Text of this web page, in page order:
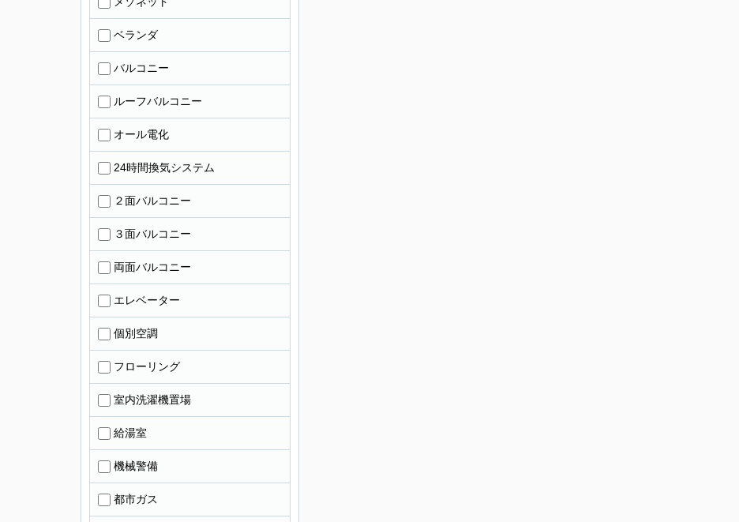
ベランダ
バルコニー
ルーフバルコニー
オール電化
24時間換気システム
２面バルコニー
３面バルコニー
両面バルコニー
エレベーター
個別空調
フローリング
室内洗濯機置場
給湯室
機械警備
都市ガス